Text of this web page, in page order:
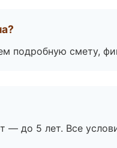
подробную смету,
— до 5 лет. Все